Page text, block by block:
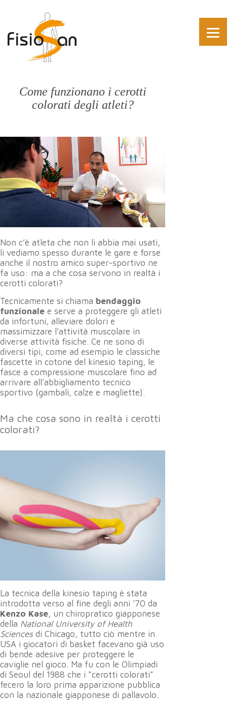
Come funzionano i cerotti
colorati degli atleti?
Non c’è atleta che non li abbia mai usati,
li vediamo spesso durante le gare e forse
anche il nostro amico super-sportivo ne
fa uso: ma a che cosa servono in realtà i
cerotti colorati?
Tecnicamente si chiama bendaggio
funzionale e serve a proteggere gli atleti
da infortuni, alleviare dolori e
massimizzare l’attività muscolare in
diverse attività fisiche. Ce ne sono di
diversi tipi, come ad esempio le classiche
fascette in cotone del kinesio taping, le
fasce a compressione muscolare fino ad
arrivare all’abbigliamento tecnico
sportivo (gambali, calze e magliette).
Ma che cosa sono in realtà i cerotti
colorati?
La tecnica della kinesio taping è stata
introdotta verso al fine degli anni ’70 da
Kenzo Kase, un chiropratico giapponese
della National University of Health
Sciencesdi Chicago, tutto ciò mentre in
USA i giocatori di basket facevano già uso
di bende adesive per proteggere le
caviglie nel gioco. Ma fu con le Olimpiadi
di Seoul del 1988 che i “cerotti colorati”
fecero la loro prima apparizione pubblica
con la nazionale giapponese di pallavolo.